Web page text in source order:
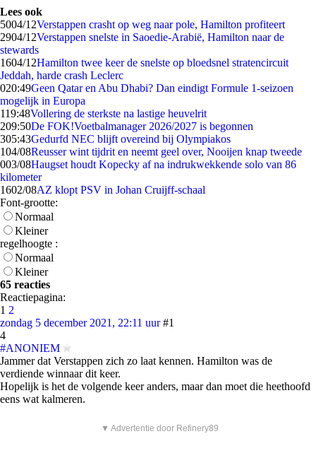
Lees ook
5004/12Verstappen crasht op weg naar pole, Hamilton profiteert
2904/12Verstappen snelste in Saoedie-Arabië, Hamilton naar de
stewards
1604/12Hamilton twee keer de snelste op bloedsnel stratencircuit
Jeddah, harde crash Leclerc
020:49Geen Qatar en Abu Dhabi? Dan eindigt Formule 1-seizoen
mogelijk in Europa
119:48Vollering de sterkste na lastige heuvelrit
209:50De FOK!Voetbalmanager 2026/2027 is begonnen
305:43Gedurfd NEC blijft overeind bij Olympiakos
104/08Reusser wint tijdrit en neemt geel over, Nooijen knap tweede
003/08Haugset houdt Kopecky af na indrukwekkende solo van 86
kilometer
1602/08AZ klopt PSV in Johan Cruijff-schaal
Font-grootte:
Normaal
Kleiner
regelhoogte :
Normaal
Kleiner
65 reacties
Reactiepagina:
1 2
zondag 5 december 2021, 22:11 uur #1
4
#ANONIEM
Jammer dat Verstappen zich zo laat kennen. Hamilton was de
verdiende winnaar dit keer.
Hopelijk is het de volgende keer anders, maar dan moet die heethoofd
eens wat kalmeren.
▼ Advertentie door Refinery89